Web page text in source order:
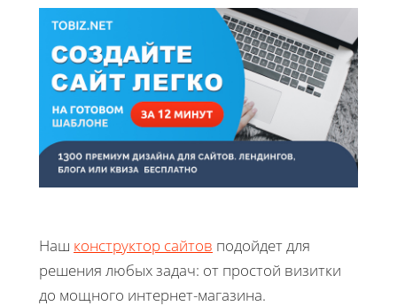
Наш конструктор сайтов подойдет для
решения любых задач: от простой визитки
до мощного интернет-магазина.